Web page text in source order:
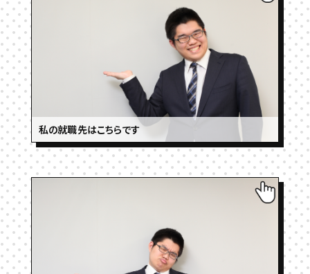
私の就職先はこちらです